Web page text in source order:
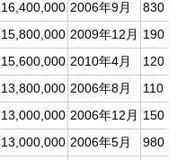
16,400,000 2006年9月
830
15,800,000 2009年12月
190
15,600,000 2010年4月
120
13,800,000 2006年8月
110
13,000,000 2006年12月
150
13,000,000 2006年5月
980